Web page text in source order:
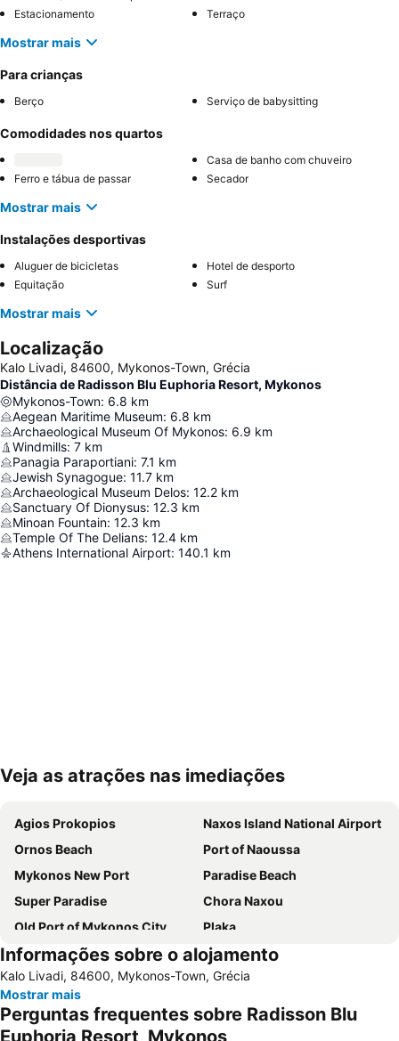
Estacionamento
Terraço
Mostrar mais
Para crianças
Berço Serviço de babysitting
Comodidades nos quartos
Casa de banho com chuveiro
Ferro e tábua de passar
Secador
Mostrar mais
Instalações desportivas
Aluguer de bicicletas
Hotel de desporto
Equitação
Surf
Mostrar mais
Localização
Kalo Livadi, 84600, Mykonos-Town, Grécia
Distância de Radisson Blu Euphoria Resort, Mykonos
Mykonos-Town: 6.8 km
Aegean Maritime Museum: 6.8 km
Archaeological Museum Of Mykonos: 6.9 km
Windmills: 7 km
Panagia Paraportiani: 7.1 km
Jewish Synagogue: 11.7 km
Archaeological Museum Delos: 12.2 km
Sanctuary Of Dionysus: 12.3 km
Minoan Fountain: 12.3 km
Temple Of The Delians: 12.4 km
Athens International Airport: 140.1 km
Ampliar mapa
Veja as atrações nas imediações
Agios Prokopios
Naxos Island National Airport
Ornos Beach
Port of Naoussa
Mykonos New Port
Paradise Beach
Super Paradise
Chora Naxou
Old Port of Mykonos City
Plaka
Glyfada
Kalo Livadi
Mykonos Island National Airport
Paranga Beach
Psarou Beach
Syros Port
Elia
Traditional Settlement of Mykonos
Informações sobre o alojamento
Kalo Livadi, 84600, Mykonos-Town, Grécia
Mostrar mais
Perguntas frequentes sobre Radisson Blu